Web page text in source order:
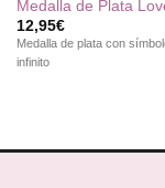
Medalla de Plata
12,95€
Medalla de plata con
infinito